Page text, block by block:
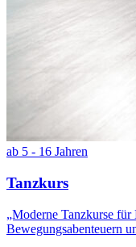
ab 5 - 16 Jahren
Tanzkurs
„Moderne Tanzkurse
Bewegungsabenteuern